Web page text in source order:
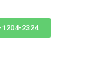
1204-2324